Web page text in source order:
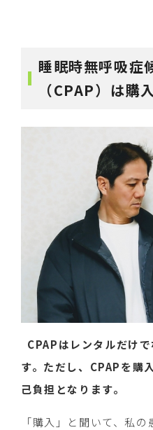
睡眠時無呼吸症
（CPAP）は購
CPAPはレンタルだけ
す。ただし、CPAPを購
己負担となります。
「購入」と聞いて、私